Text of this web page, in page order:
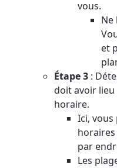
vous.
Ne
et
Étape 3 :
doit avoir lieu
horaire.
Ici,
par
Les